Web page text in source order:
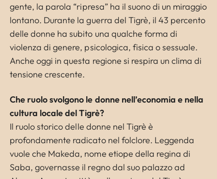
gente, la parola “ripresa” ha il suono di un miraggio
lontano. Durante la guerra del Tigrè, il 43 percento
delle donne ha subito una qualche forma di
violenza di genere, psicologica, fisica o sessuale.
Anche oggi in questa regione si respira un clima di
tensione crescente.
Che ruolo svolgono le donne nell’economia e nella
cultura locale del Tigrè?
Il ruolo storico delle donne nel Tigrè è
profondamente radicato nel folclore. Leggenda
vuole che Makeda, nome etiope della regina di
Saba, governasse il regno dal suo palazzo ad